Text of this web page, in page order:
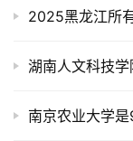
2025黑龙江所
湖南人文科技
南京农业大学